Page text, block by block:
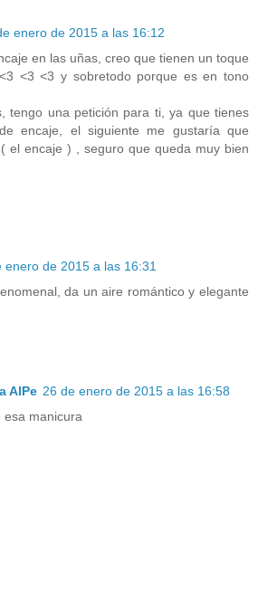
enero de 2015 a las 16:12
en las uñas, creo que tienen un toque
<3 <3 y sobretodo porque es en tono
tengo una petición para ti, ya que tienes
encaje, el siguiente me gustaría que
el encaje ) , seguro que queda muy bien
enero de 2015 a las 16:31
da un aire romántico y elegante
AlPe 26 de enero de 2015 a las 16:58
esa manicura